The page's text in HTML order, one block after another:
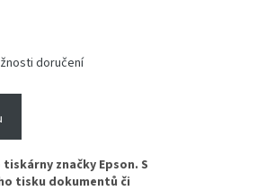
doručení
značky Epson. S
tisku dokumentů či